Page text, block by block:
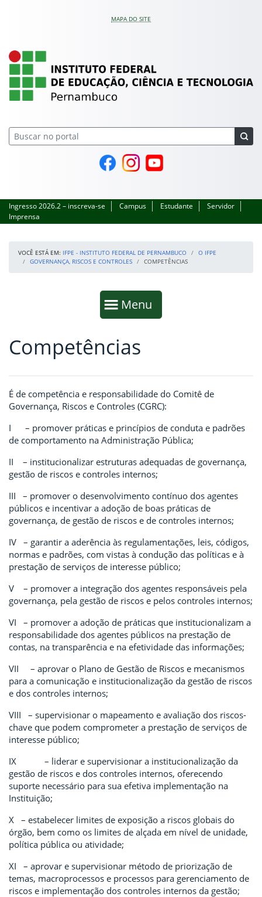
MAPA DO SITE
IFPE – Instituto
Página do Facebook
Perfil no Instagram
Canal no YouTube
Ingresso 2026.2 – inscreva-se Campus Estudante
Servidor
Imprensa
VOCÊ ESTÁ EM: IFPE - INSTITUTO FEDERAL DE PERNAMBUCO
O IFPE
GOVERNANÇA, RISCOS E CONTROLES
COMPETÊNCIAS
Mostrar
Menu
Fim da navegação
Início do conteúdo
Competências
É de competência e responsabilidade do Comitê de
Governança, Riscos e Controles (CGRC):
I – promover práticas e princípios de conduta e padrões
de comportamento na Administração Pública;
II – institucionalizar estruturas adequadas de governança,
gestão de riscos e controles internos;
III – promover o desenvolvimento contínuo dos agentes
públicos e incentivar a adoção de boas práticas de
governança, de gestão de riscos e de controles internos;
IV – garantir a aderência às regulamentações, leis, códigos,
normas e padrões, com vistas à condução das políticas e à
prestação de serviços de interesse público;
V – promover a integração dos agentes responsáveis pela
governança, pela gestão de riscos e pelos controles internos;
VI – promover a adoção de práticas que institucionalizam a
responsabilidade dos agentes públicos na prestação de
contas, na transparência e na efetividade das informações;
VII – aprovar o Plano de Gestão de Riscos e mecanismos
para a comunicação e institucionalização da gestão de riscos
e dos controles internos;
VIII – supervisionar o mapeamento e avaliação dos riscos-
chave que podem comprometer a prestação de serviços de
interesse público;
IX – liderar e supervisionar a institucionalização da
gestão de riscos e dos controles internos, oferecendo
suporte necessário para sua efetiva implementação na
Instituição;
X – estabelecer limites de exposição a riscos globais do
órgão, bem como os limites de alçada em nível de unidade,
política pública ou atividade;
XI – aprovar e supervisionar método de priorização de
temas, macroprocessos e processos para gerenciamento de
riscos e implementação dos controles internos da gestão;